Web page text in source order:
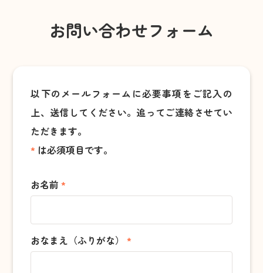
居宅介護支援事業所
グループホーム合歓の丘
配食サービスセンター
花の村温泉
あさりこども園
（幼保連携型認定こども園）
さくらこども園
（保育所型認定こども園）
お問い合わせフォーム
以下のメールフォームに必要事項をご記入の
上、送信してください。追ってご連絡させてい
ただきます。
* は必須項目です。
お名前*
おなまえ（ふりがな）*